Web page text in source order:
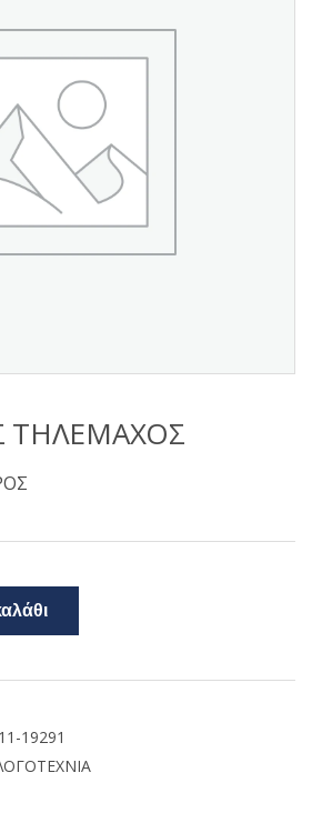
ΤΗΛΕΜΑΧΟΣ
19291